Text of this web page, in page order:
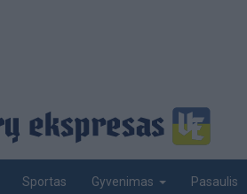
Sportas Gyvenimas Pasaulis